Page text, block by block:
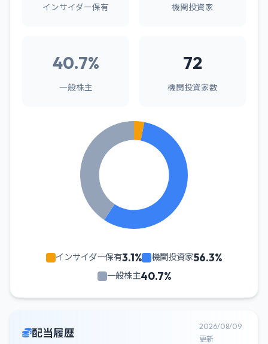
インサイダー保有 機関投資家
40.7%
一般株主
72
機関投資家数
インサイダー保有3.1% 機関投資家56.3%
一般株主40.7%
配当履歴
2026/08/09
更新